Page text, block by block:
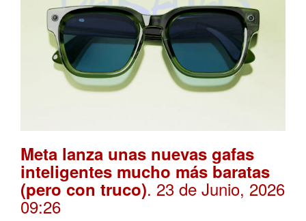
Meta lanza unas nuevas gafas
inteligentes mucho más baratas
(pero con truco). 23 de Junio, 2026
09:26